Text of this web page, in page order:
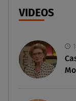
06.08.26 , 21:31
στα social
06.08.26 , 21:22
Ισραήλ -
VIDEOS